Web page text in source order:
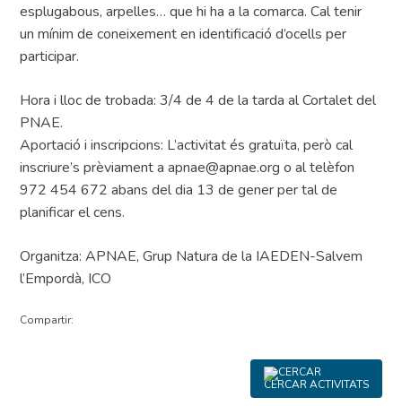
esplugabous, arpelles… que hi ha a la comarca. Cal tenir
un mínim de coneixement en identificació d’ocells per
participar.
Hora i lloc de trobada: 3/4 de 4 de la tarda al Cortalet del
PNAE.
Aportació i inscripcions: L’activitat és gratuïta, però cal
inscriure’s prèviament a apnae@apnae.org o al telèfon
972 454 672 abans del dia 13 de gener per tal de
planificar el cens.
Organitza: APNAE, Grup Natura de la IAEDEN-Salvem
l’Empordà, ICO
Compartir:
CERCAR ACTIVITATS